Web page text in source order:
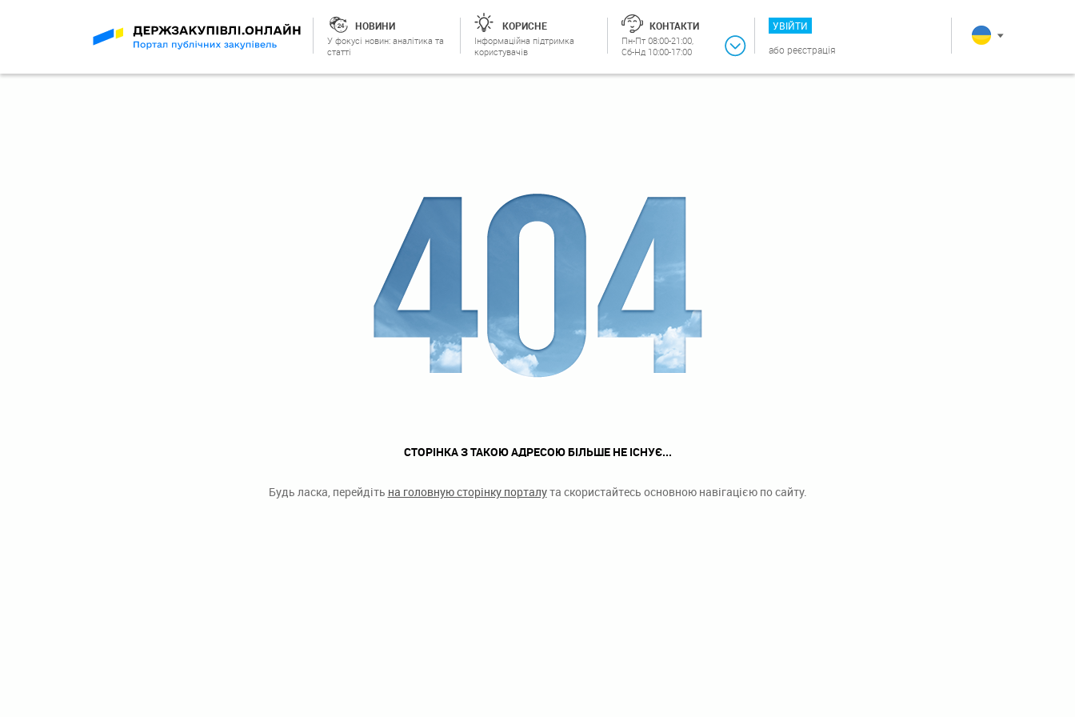
НОВИНИ
У фокусі новин: аналітика та
статті
КОРИСНЕ
Інформаційна підтримка
користувачів
КОНТАКТИ
Пн-Пт 08:00-21:00,
Сб-Нд 10:00-17:00
УВІЙТИ
або реєстрація
СТОРІНКА З ТАКОЮ АДРЕСОЮ БІЛЬШЕ НЕ ІСНУЄ...
Будь ласка, перейдіть на головную сторінку порталута скористайтесь основною навігацією по сайту.